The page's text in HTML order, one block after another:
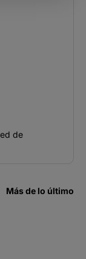
de
Más de lo último